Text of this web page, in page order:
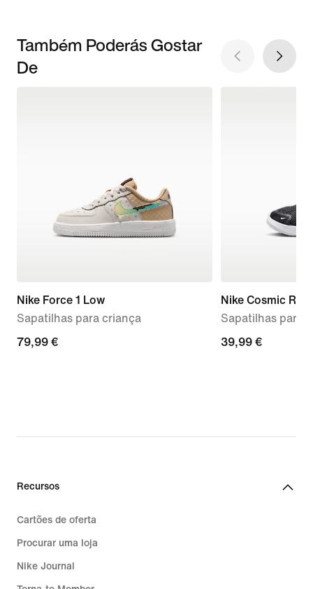
Também Poderás Gostar
De
Nike Force 1 Low
Sapatilhas para criança
79,99
79,99 €
Nike Cosmic
Sapatilhas para
39,99
39,99 €
Recursos
Cartões de oferta
Procurar uma loja
Nike Journal